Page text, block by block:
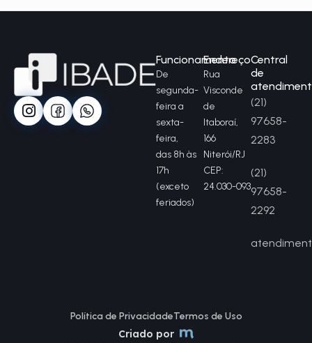
Funcionamento
De
segunda-
feira a
sexta-
feira,
das 8h às
17h
(exceto
feriados)
Endereço
Rua
Visconde
de
Itaboraí,
166
Niterói/RJ
CEP:
24.030-093
Central
de
(21)
97658-
2283
(21)
97658-
2292
Política de PrivacidadeTermos de Uso
Criado por